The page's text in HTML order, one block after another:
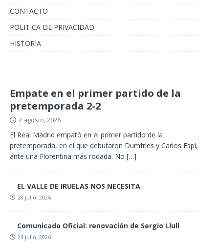
CONTACTO
POLITICA DE PRIVACIDAD
HISTORIA
Empate en el primer partido de la
pretemporada 2-2
2 agosto, 2026
El Real Madrid empató en el primer partido de la
pretemporada, en el que debutaron Dumfries y Carlos Espí,
ante una Fiorentina más rodada. No […]
EL VALLE DE IRUELAS NOS NECESITA
28 julio, 2026
Comunicado Oficial: renovación de Sergio Llull
24 julio, 2026